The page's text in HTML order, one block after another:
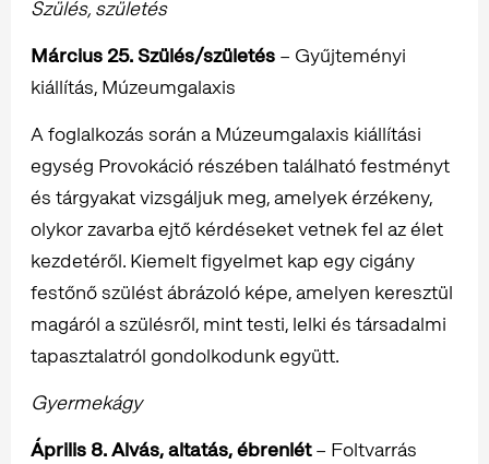
Szülés, születés
Március 25. Szülés/születés – Gyűjteményi
kiállítás, Múzeumgalaxis
A foglalkozás során a Múzeumgalaxis kiállítási
egység Provokáció részében található festményt
és tárgyakat vizsgáljuk meg, amelyek érzékeny,
olykor zavarba ejtő kérdéseket vetnek fel az élet
kezdetéről. Kiemelt figyelmet kap egy cigány
festőnő szülést ábrázoló képe, amelyen keresztül
magáról a szülésről, mint testi, lelki és társadalmi
tapasztalatról gondolkodunk együtt.
Gyermekágy
Április 8. Alvás, altatás, ébrenlét– Foltvarrás